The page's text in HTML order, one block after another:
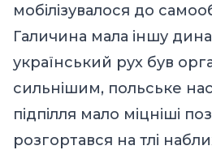
мобілізувалося до
Галичина мала іншу
український рух був
сильнішим, польське
підпілля мало міцніші
розгортався на тлі